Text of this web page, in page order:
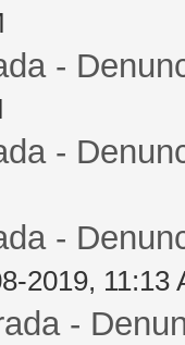
-
-
-
2019, 11:13
-